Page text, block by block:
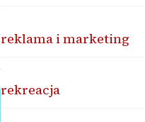
reklama i marketing
rekreacja